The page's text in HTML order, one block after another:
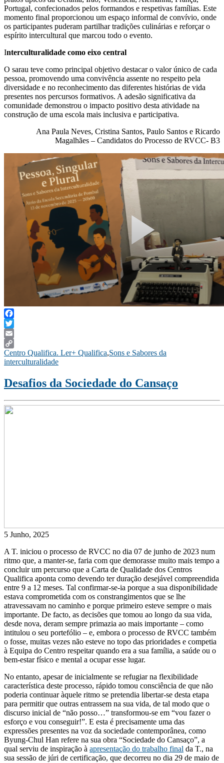
Portugal, confecionados pelos formandos e respetivas famílias. Este
momento final proporcionou um espaço informal de convívio, onde
os participantes puderam partilhar tradições culinárias e reforçar o
espírito intercultural que marcou todo o evento.
Interculturalidade como eixo central
O sarau teve como principal objetivo destacar o valor único de cada
pessoa, promovendo uma convivência assente no respeito pela
diversidade e no reconhecimento das diferentes histórias de vida
presentes nos percursos formativos. A adesão significativa da
comunidade demonstrou o impacto positivo desta atividade na
construção de uma escola mais inclusiva e participativa.
Ana Paula Neves, Cristina Santos, Paulo Santos e Ricardo
Magalhães – Candidatos do Processo de RVCC- B3
Facebook
Twitter
Email
Copy
Link
Centro Qualifica. Ler+ Qualifica,Sons e Sabores da
interculturalidade
Desafios da Sociedade do Cansaço
5 Junho, 2025
A T. iniciou o processo de RVCC no dia 07 de junho de 2023 num
ritmo que, a manter-se, faria com que demorasse muito mais tempo a
concluir um percurso que a Carta de Qualidade dos Centros
Qualifica aponta como devendo ter duração desejável compreendida
entre 9 a 12 meses. Tal confirmar-se-ia porque a sua disponibilidade
estava comprometida com os constrangimentos que se lhe
atravessavam no caminho e porque primeiro esteve sempre o mais
importante. De facto, as decisões que tomou ao longo da sua vida,
desde nova, deram sempre primazia ao mais importante – como
intitulou o seu portefólio – e, embora o processo de RVCC também
o fosse, muitas vezes não esteve no topo das prioridades e competia
à Equipa do Centro respeitar quando era a sua família, a saúde ou o
bem-estar físico e mental a ocupar esse lugar.
No entanto, apesar de inicialmente se refugiar na flexibilidade
característica deste processo, rápido tomou consciência de que não
poderia continuar àquele ritmo se pretendia libertar-se desta etapa
para permitir que outras entrassem na sua vida, de tal modo que o
discurso inicial de “não posso…” transformou-se em “vou fazer o
esforço e vou conseguir!”. E esta é precisamente uma das
expressões presentes na voz da sociedade contemporânea, como
Byung-Chul Han refere na sua obra “Sociedade do Cansaço”, a
qual serviu de inspiração à apresentação do trabalho final da T., na
sua sessão de júri de certificação, que decorreu no dia 29 de maio de